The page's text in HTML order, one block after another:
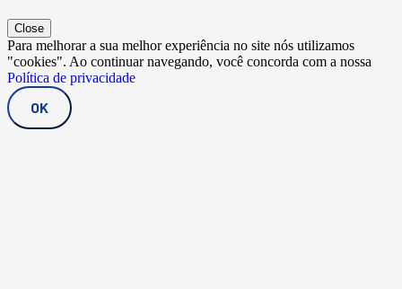
Close
Para melhorar a sua melhor experiência no site nós utilizamos
"cookies". Ao continuar navegando, você concorda com a nossa
Política de privacidade
OK